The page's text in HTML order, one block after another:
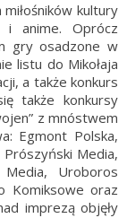
kultury
i anime. Oprócz
gry osadzone w
listu do Mikołaja
a także konkurs
także konkursy
z mnóstwem
Egmont Polska,
Prószyński Media,
Uroboros
Komiksowe oraz
imprezą objęły